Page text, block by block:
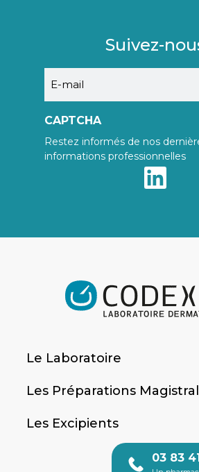
03 83
Suivez-
mail
CAPTCHA
Restez informés de nos
informations professionnelles
Le Laboratoire
Les Préparations
Les Excipients